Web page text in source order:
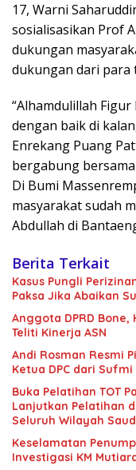
17, Warni
sosialisasikan Prof
dukungan
dukungan dari para
“Alhamdulillah
dengan baik di
Enrekang Puang
bergabung
Di Bumi
masyarakat sudah
Abdullah di
Berita Terkait
Kasus Pungli
Paksa Jika Abaikan
Anggota DPRD Bone,
Teliti Kinerja ASN
Andi Rosman Resmi
Ketua DPC dari
Buka Pelatihan TOT
Lanjutkan Pelatihan
Seluruh Wilayah
Keselamatan
Investigasi KM